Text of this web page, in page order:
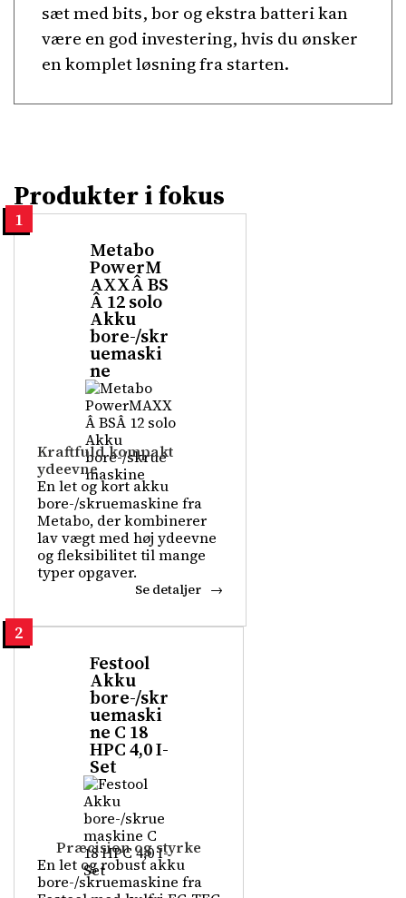
sæt med bits, bor og ekstra batteri kan
være en god investering, hvis du ønsker
en komplet løsning fra starten.
Produkter i fokus
1
Kraftfuld kompakt
ydeevne
Metabo
PowerM
AXXÂ BS
Â 12 solo
Akku
bore-/skr
uemaski
ne
En let og kort akku
bore-/skruemaskine fra
Metabo, der kombinerer
lav vægt med høj ydeevne
og fleksibilitet til mange
typer opgaver.
Se detaljer
2
Præcision og styrke
Festool
Akku
bore-/skr
uemaski
ne C 18
HPC 4,0 I-
Set
En let og robust akku
bore-/skruemaskine fra